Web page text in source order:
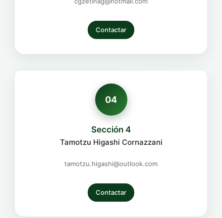
Contactar
04
Sección 4
Tamotzu Higashi Cornazzani
tamotzu.higashi@outlook.com
Contactar